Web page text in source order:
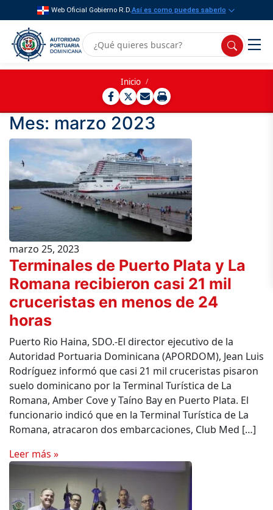
Web Oficial Gobierno R.D.Así es como puedes saberlo
Inicio /
Mes: marzo 2023
marzo 25, 2023
Terminales de Puerto Plata y La
Romana recibieron casi 21 mil
cruceristas en menos de 24
horas
Puerto Rio Haina, SDO.-El director ejecutivo de la
Autoridad Portuaria Dominicana (APORDOM), Jean Luis
Rodríguez informó que casi 21 mil cruceristas pisaron
suelo dominicano por la Terminal Turística de La
Romana, Amber Cove y Taíno Bay en Puerto Plata. El
funcionario indicó que en la Terminal Turística de La
Romana, atracaron dos embarcaciones, Club Med […]
Leer más »